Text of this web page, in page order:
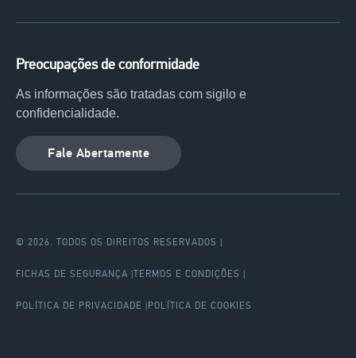
Preocupações de conformidade
As informações são tratadas com sigilo e
confidencialidade.
Fale Abertamente
© 2026. TODOS OS DIREITOS RESERVADOS |
Legal
FICHAS DE SEGURANÇA TERMOS E CONDIÇÕES
POLÍTICA DE PRIVACIDADE POLÍTICA DE COOKIES